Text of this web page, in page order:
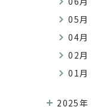
05月
04月
02月
01月
2025年